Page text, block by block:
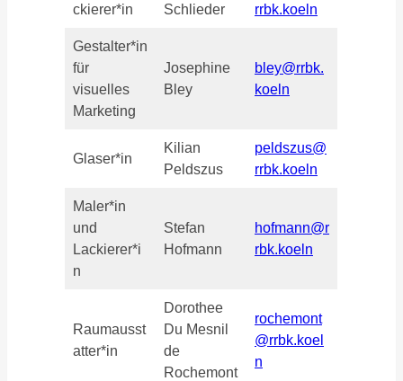
ckierer*in
Schlieder
rrbk.koeln
Gestalter*in
für
visuelles
Marketing
Josephine
Bley
bley@rrbk.
koeln
Glaser*in
Kilian
Peldszus
peldszus@
rrbk.koeln
Maler*in
und
Lackierer*i
n
Stefan
Hofmann
hofmann@r
rbk.koeln
Raumausst
atter*in
Dorothee
Du Mesnil
de
Rochemont
rochemont
@rrbk.koel
n